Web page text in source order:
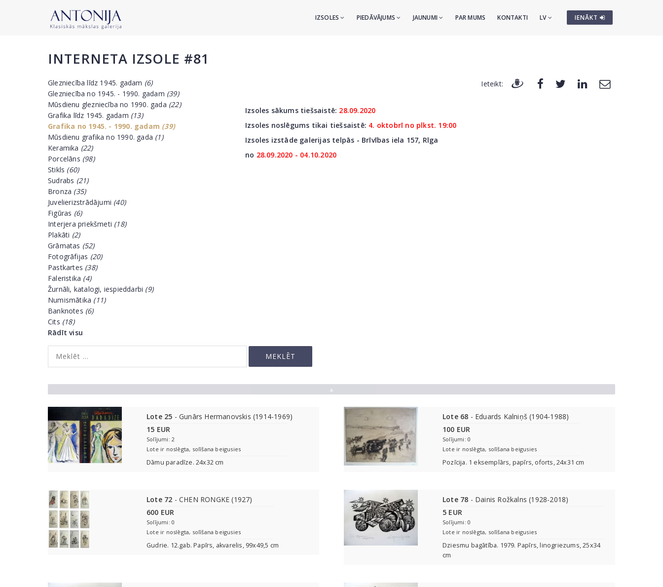
IENĀKT
IZSOLES PIEDĀVĀJUMS JAUNUMI PAR MUMS KONTAKTI LV
INTERNETA IZSOLE #81
Glezniecība līdz 1945. gadam (6)
Glezniecība no 1945. - 1990. gadam (39)
Mūsdienu glezniecība no 1990. gada (22)
Grafika līdz 1945. gadam (13)
Grafika no 1945. - 1990. gadam (39)
Mūsdienu grafika no 1990. gada (1)
Keramika (22)
Porcelāns (98)
Stikls (60)
Sudrabs (21)
Bronza (35)
Juvelierizstrādājumi (40)
Figūras (6)
Interjera priekšmeti (18)
Plakāti (2)
Grāmatas (52)
Fotogrāfijas (20)
Pastkartes (38)
Faleristika (4)
Žurnāli, katalogi, iespieddarbi (9)
Numismātika (11)
Banknotes (6)
Cits (18)
Rādīt visu
Ieteikt:
Izsoles sākums tiešsaistē: 28.09.2020
Izsoles noslēgums tikai tiešsaistē: 4. oktobrī no plkst. 19:00
Izsoles izstāde galerijas telpās - Brīvības iela 157, Rīga
no 28.09.2020 - 04.10.2020
Lote 25 - Gunārs Hermanovskis (1914-1969)
15 EUR
Solījumi: 2
Lote ir noslēgta, solīšana beigusies
Dāmu paradīze. 24x32 cm
Lote 68 - Eduards Kalniņš (1904-1988)
100 EUR
Solījumi: 0
Lote ir noslēgta, solīšana beigusies
Pozīcija. 1 eksemplārs, papīrs, oforts, 24x31 cm
Lote 72 - CHEN RONGKE (1927)
600 EUR
Solījumi: 0
Lote ir noslēgta, solīšana beigusies
Gudrie. 12.gab. Papīrs, akvarelis, 99x49,5 cm
Lote 78 - Dainis Rožkalns (1928-2018)
5 EUR
Solījumi: 0
Lote ir noslēgta, solīšana beigusies
Dziesmu bagātība. 1979. Papīrs, linogriezums, 25x34
cm